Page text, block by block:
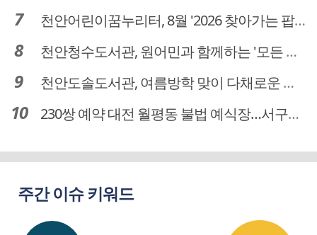
천안어린이꿈누리터, 8월 '2026 찾아가는 팝업놀이터' 운영
천안청수도서관, 원어민과 함께하는 '모든 영어 모든 독서' 운영
천안도솔도서관, 여름방학 맞이 다채로운 독서문화 프로그램 운영
230쌍 예약 대전 월평동 불법 예식장…서구의회 예비부부 피해 대책 촉구
주간 이슈 키워드